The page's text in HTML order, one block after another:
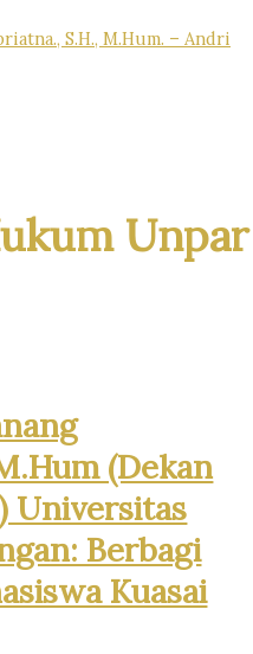
Unpar
(Dekan
Universitas
Berbagi
Kuasai